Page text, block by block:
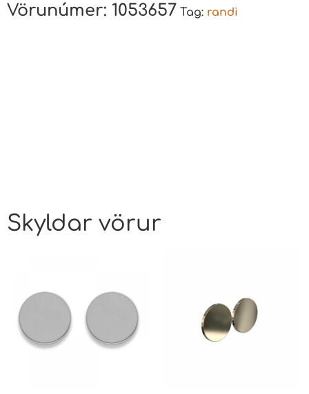
Vörunúmer: 1053657 Tag: randi
Skyldar vörur